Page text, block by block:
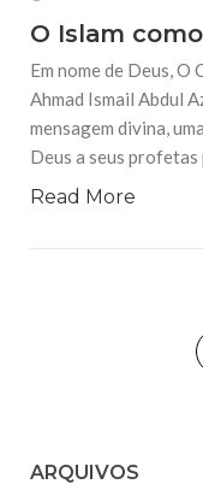
O Islam
Em nome de Deus,
Ahmad Ismail Abdul
mensagem divina,
Deus a seus profetas
Read More
ARQUIVOS